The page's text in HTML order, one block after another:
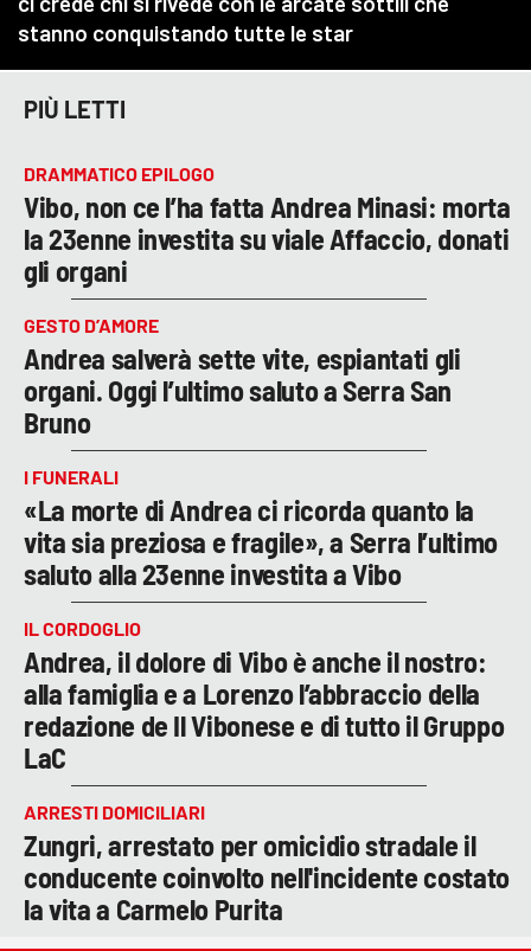
PIÙ LETTI
DRAMMATICO EPILOGO
Vibo, non ce l’ha fatta Andrea Minasi: morta
la 23enne investita su viale Affaccio, donati
gli organi
GESTO D’AMORE
Andrea salverà sette vite, espiantati gli
organi. Oggi l’ultimo saluto a Serra San
Bruno
I FUNERALI
«La morte di Andrea ci ricorda quanto la
vita sia preziosa e fragile», a Serra l’ultimo
saluto alla 23enne investita a Vibo
IL CORDOGLIO
Andrea, il dolore di Vibo è anche il nostro:
alla famiglia e a Lorenzo l’abbraccio della
redazione de Il Vibonese e di tutto il Gruppo
LaC
ARRESTI DOMICILIARI
Zungri, arrestato per omicidio stradale il
conducente coinvolto nell'incidente costato
la vita a Carmelo Purita